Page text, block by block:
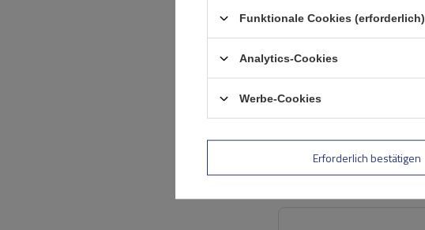
Funktionale Cookies (erforderlich)
Analytics-Cookies
Werbe-Cookies
Erforderlich bestätigen